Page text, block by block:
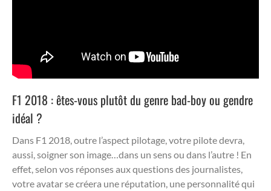
F1 2018 : êtes-vous plutôt du genre bad-boy ou gendre
idéal ?
Dans F1 2018, outre l’aspect pilotage, votre pilote devra,
aussi, soigner son image…dans un sens ou dans l’autre ! En
effet, selon vos réponses aux questions des journalistes,
votre avatar se créera une réputation, une personnalité qui